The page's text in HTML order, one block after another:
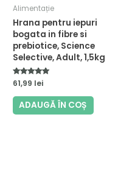
Alimentație
Hrana pentru iepuri
bogata in fibre si
prebiotice, Science
Selective, Adult, 1,5kg
Evaluat la
5.00
din 5
61,99 lei
ADAUGĂ ÎN COȘ